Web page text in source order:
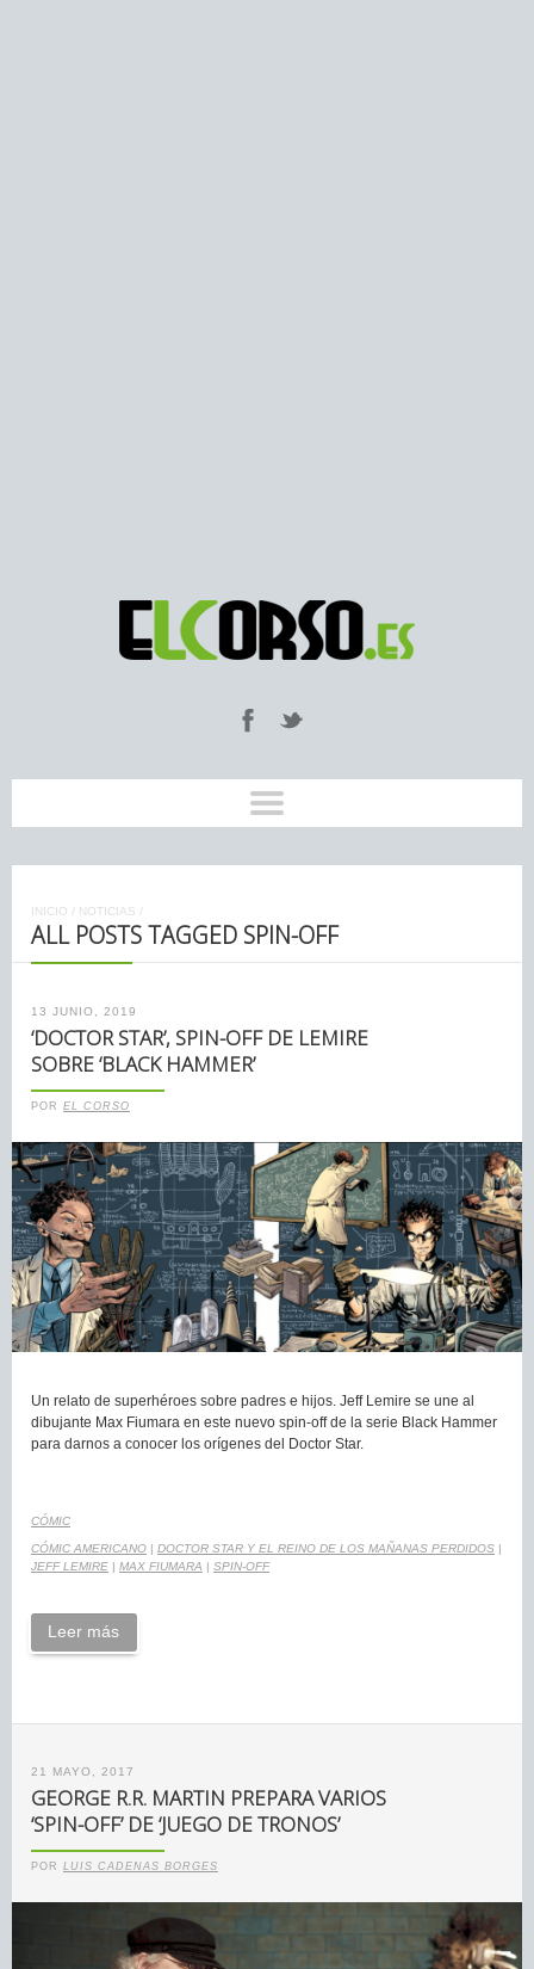
INICIO / NOTICIAS /
ALL POSTS TAGGED SPIN-OFF
13 JUNIO, 2019
‘DOCTOR STAR’, SPIN-OFF DE LEMIRE
SOBRE ‘BLACK HAMMER’
POR EL CORSO
Un relato de superhéroes sobre padres e hijos. Jeff Lemire se une al
dibujante Max Fiumara en este nuevo spin-off de la serie Black Hammer
para darnos a conocer los orígenes del Doctor Star.
CÓMIC
CÓMIC AMERICANO | DOCTOR STAR Y EL REINO DE LOS MAÑANAS PERDIDOS |
JEFF LEMIRE | MAX FIUMARA | SPIN-OFF
Leer más
21 MAYO, 2017
GEORGE R.R. MARTIN PREPARA VARIOS
‘SPIN-OFF’ DE ‘JUEGO DE TRONOS’
POR LUIS CADENAS BORGES